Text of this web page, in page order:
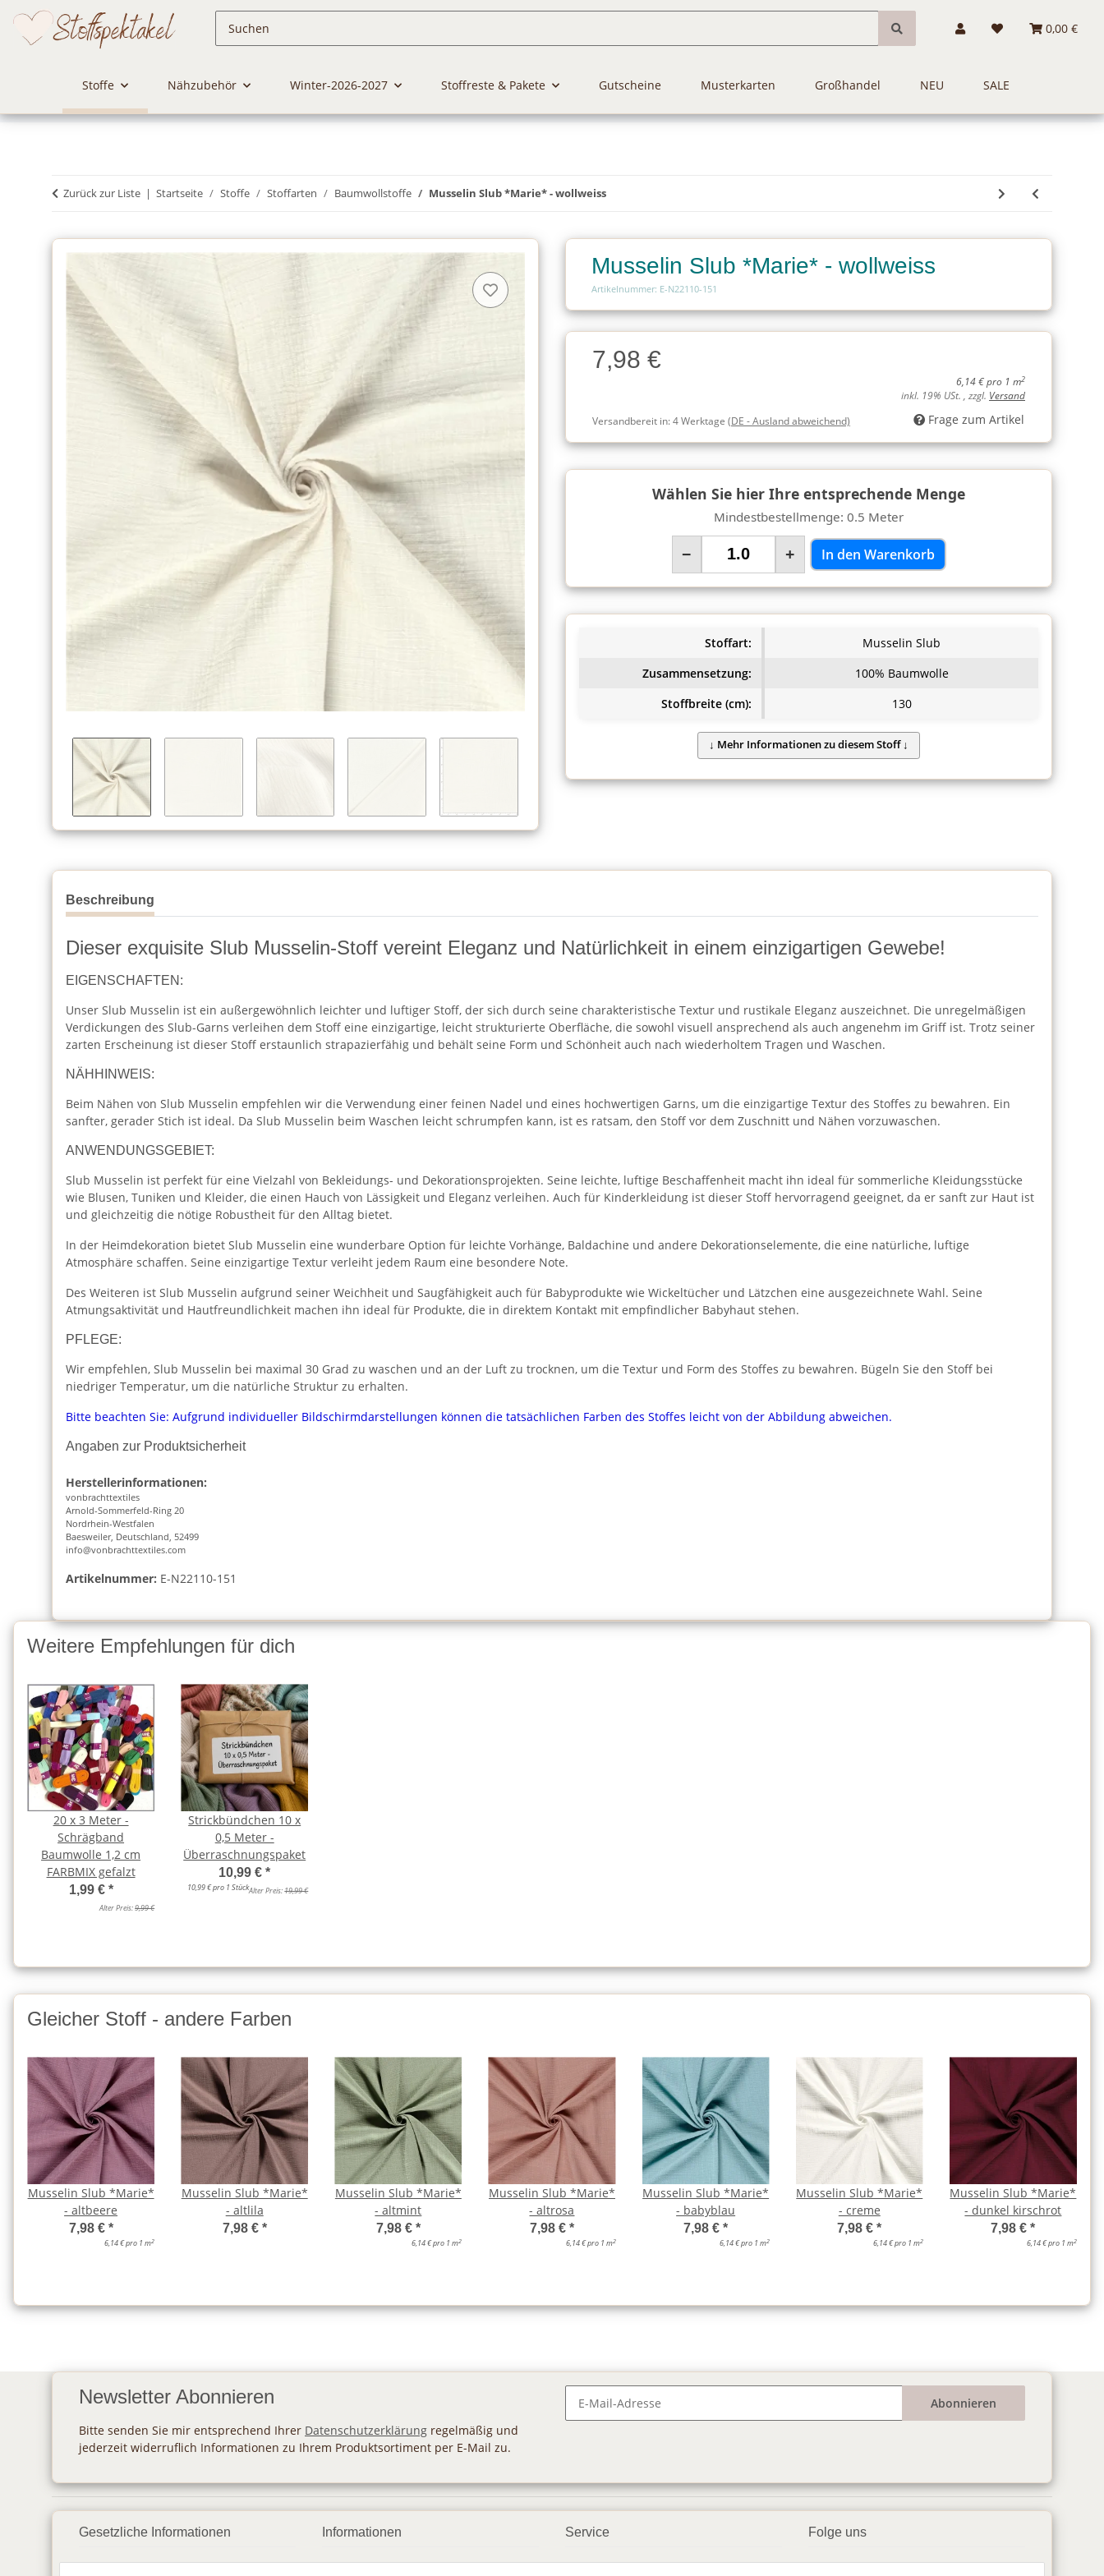
0,00 €
Stoffe Nähzubehör Winter-2026-2027 Stoffreste & Pakete Gutscheine Musterkarten Großhandel NEU SALE
Zurück zur Liste Startseite Stoffe Stoffarten Baumwollstoffe Musselin Slub *Marie* - wollweiss
Musselin Slub *Marie* - wollweiss
Artikelnummer: E-N22110-151
Charge
Charge7,98 €
6,14 € pro 1 m2
inkl. 19% USt. , zzgl. Versand
Versandbereit in:4 Werktage (DE - Ausland abweichend) Frage zum Artikel
Wählen Sie hier Ihre entsprechende Menge
Mindestbestellmenge: 0.5 Meter
− + In den Warenkorb
Stoffart:
Musselin Slub
Zusammensetzung:
100% Baumwolle
Stoffbreite (cm):
130
Beschreibung
Dieser exquisite Slub Musselin-Stoff vereint Eleganz und Natürlichkeit in einem einzigartigen Gewebe!
EIGENSCHAFTEN:
Unser Slub Musselin ist ein außergewöhnlich leichter und luftiger Stoff, der sich durch seine charakteristische Textur und rustikale Eleganz auszeichnet. Die unregelmäßigen
Verdickungen des Slub-Garns verleihen dem Stoff eine einzigartige, leicht strukturierte Oberfläche, die sowohl visuell ansprechend als auch angenehm im Griff ist. Trotz seiner
zarten Erscheinung ist dieser Stoff erstaunlich strapazierfähig und behält seine Form und Schönheit auch nach wiederholtem Tragen und Waschen.
NÄHHINWEIS:
Beim Nähen von Slub Musselin empfehlen wir die Verwendung einer feinen Nadel und eines hochwertigen Garns, um die einzigartige Textur des Stoffes zu bewahren. Ein
sanfter, gerader Stich ist ideal. Da Slub Musselin beim Waschen leicht schrumpfen kann, ist es ratsam, den Stoff vor dem Zuschnitt und Nähen vorzuwaschen.
ANWENDUNGSGEBIET:
Slub Musselin ist perfekt für eine Vielzahl von Bekleidungs- und Dekorationsprojekten. Seine leichte, luftige Beschaffenheit macht ihn ideal für sommerliche Kleidungsstücke
wie Blusen, Tuniken und Kleider, die einen Hauch von Lässigkeit und Eleganz verleihen. Auch für Kinderkleidung ist dieser Stoff hervorragend geeignet, da er sanft zur Haut ist
und gleichzeitig die nötige Robustheit für den Alltag bietet.
In der Heimdekoration bietet Slub Musselin eine wunderbare Option für leichte Vorhänge, Baldachine und andere Dekorationselemente, die eine natürliche, luftige
Atmosphäre schaffen. Seine einzigartige Textur verleiht jedem Raum eine besondere Note.
Des Weiteren ist Slub Musselin aufgrund seiner Weichheit und Saugfähigkeit auch für Babyprodukte wie Wickeltücher und Lätzchen eine ausgezeichnete Wahl. Seine
Atmungsaktivität und Hautfreundlichkeit machen ihn ideal für Produkte, die in direktem Kontakt mit empfindlicher Babyhaut stehen.
PFLEGE:
Wir empfehlen, Slub Musselin bei maximal 30 Grad zu waschen und an der Luft zu trocknen, um die Textur und Form des Stoffes zu bewahren. Bügeln Sie den Stoff bei
niedriger Temperatur, um die natürliche Struktur zu erhalten.
Bitte beachten Sie: Aufgrund individueller Bildschirmdarstellungen können die tatsächlichen Farben des Stoffes leicht von der Abbildung abweichen.
Angaben zur Produktsicherheit
Herstellerinformationen:
vonbrachttextiles
Arnold-Sommerfeld-Ring 20
Nordrhein-Westfalen
Baesweiler, Deutschland, 52499
info@vonbrachttextiles.com
Artikelnummer: E-N22110-151
Weitere Empfehlungen für dich
20 x 3 Meter -
Schrägband
Baumwolle 1,2 cm
FARBMIX gefalzt
1,99 € *
Alter Preis:9,99 €
Strickbündchen 10 x
0,5 Meter -
Überraschnungspaket
10,99 €*
10,99 € pro 1 StückAlter Preis:19,99 €
Gleicher Stoff - andere Farben
Musselin Slub *Marie*
- altbeere
7,98 € *
6,14 € pro 1 m2
Musselin Slub *Marie*
- altlila
7,98 € *
Musselin Slub *Marie*
- altmint
7,98 € *
6,14 € pro 1 m2
Musselin Slub *Marie*
- altrosa
7,98 € *
6,14 € pro 1 m2
Musselin Slub *Marie*
- babyblau
7,98 €*
6,14 € pro 1 m2
Musselin Slub *Marie*
- creme
7,98 €*
6,14 € pro 1 m2
Musselin Slub *Marie*
- dunkel kirschrot
7,98 €*
6,14 € pro 1 m2
Newsletter Abonnieren
Bitte senden Sie mir entsprechend Ihrer Datenschutzerklärung regelmäßig und
jederzeit widerruflich Informationen zu Ihrem Produktsortiment per E-Mail zu.
Abonnieren
Gesetzliche Informationen Informationen Service Folge uns